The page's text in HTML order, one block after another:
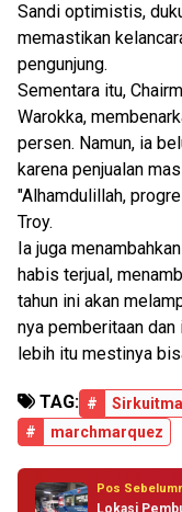
Sandi optimistis,
memastikan
pengunjung.
Sementara itu,
Warokka,
persen. Namun, ia
karena penjualan
"Alhamdulillah,
Troy.
Ia juga
habis terjual,
tahun ini akan
nya pemberitaan
lebih itu mestinya
TAG: #
#
marchmarquez
Pos
Lokasi